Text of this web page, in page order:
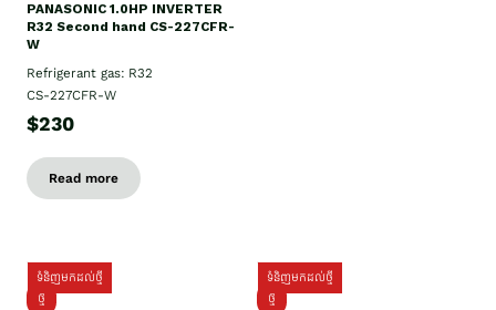
PANASONIC 1.0HP INVERTER
R32 Second hand CS-227CFR-
W
Refrigerant gas: R32
CS-227CFR-W
$230
Read more
ទំនិញមកដល់ថ្មី
ថ្មី
ទំនិញមកដល់ថ្មី
ថ្មី